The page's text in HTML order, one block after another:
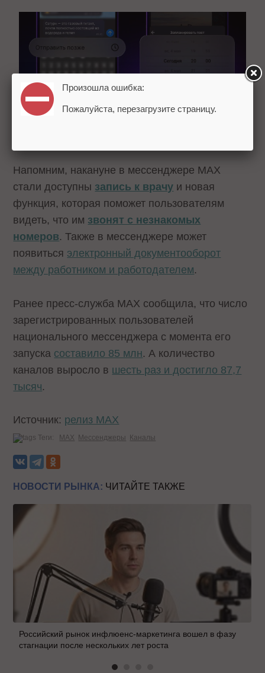
Напомним, накануне в мессенджере MAX
стали доступны запись к врачу и новая
функция, которая поможет пользователям
видеть, что им звонят с незнакомых
номеров. Также в мессенджере может
появиться электронный документооборот
между работником и работодателем.
Ранее пресс-служба MAX сообщила, что число
зарегистрированных пользователей
национального мессенджера с момента его
запуска составило 85 млн. А количество
каналов выросло в шесть раз и достигло 87,7
тысяч.
Источник: релиз MAX
Теги: MAX Мессенджеры Каналы
НОВОСТИ РЫНКА: ЧИТАЙТЕ ТАКЖЕ
Российский рынок инфлюенс-маркетинга вошел в фазу
стагнации после нескольких лет роста
Произошла ошибка:
Пожалуйста, перезагрузите страницу.